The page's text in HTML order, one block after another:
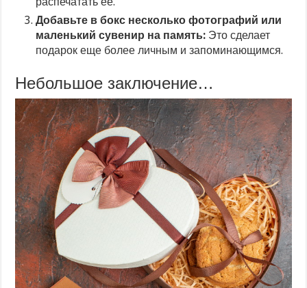
Добавьте в бокс несколько фотографий или
маленький сувенир на память: Это сделает
подарок еще более личным и запоминающимся.
Небольшое заключение…